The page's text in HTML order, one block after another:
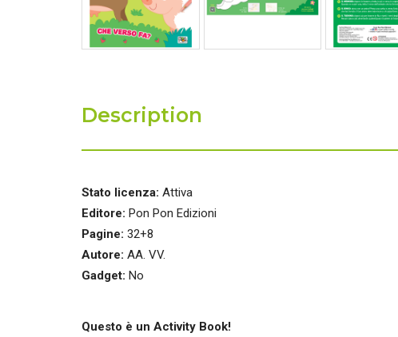
Description
Stato licenza: Attiva
Editore: Pon Pon Edizioni
Pagine: 32+8
Autore: AA. VV.
Gadget: No
Questo è un Activity Book!